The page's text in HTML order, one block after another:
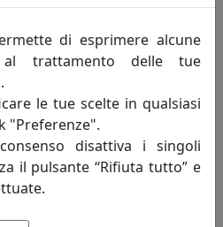
creatività-competitività: sono
che incarnano lo
mauro ferretti che da oltre
attraverso le evoluzioni del
ricerca di un costante
proposti e del servizio
pienamente le esigenze di
perfeziona un processo
di esprimere alcune
al trattamento delle tue
le tue scelte in qualsiasi
"Preferenze".
disattiva i singoli
il pulsante “Rifiuta tutto” e